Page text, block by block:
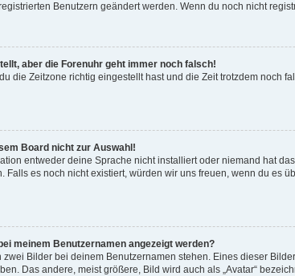
Benutzern geändert werden. Wenn du noch nicht
aber die Forenuhr geht immer noch falsch!
die Zeitzone richtig eingestellt hast und die Zeit trotzdem noch
Board nicht zur Auswahl!
entweder deine Sprache nicht installiert oder niemand hat
Falls es noch nicht existiert, würden wir uns freuen, wenn du es
meinem Benutzernamen angezeigt werden?
zwei Bilder bei deinem Benutzernamen stehen. Eines dieser
Das andere, meist größere, Bild wird auch als „Avatar“